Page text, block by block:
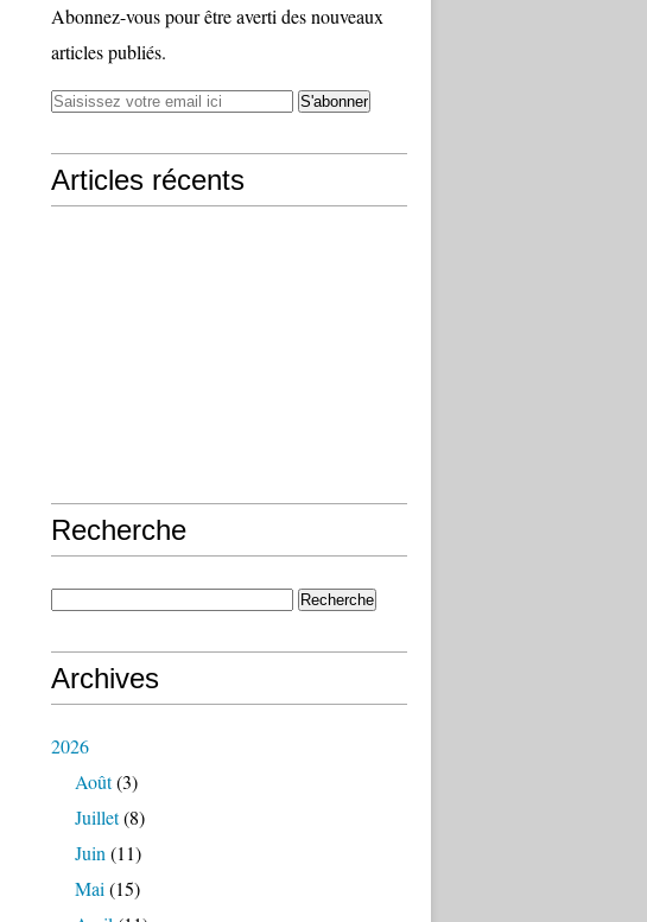
Abonnez-vous pour être averti des nouveaux
articles publiés.
Articles récents
Recherche
Archives
2026
Août(3)
Juillet(8)
Juin (11)
Mai (15)